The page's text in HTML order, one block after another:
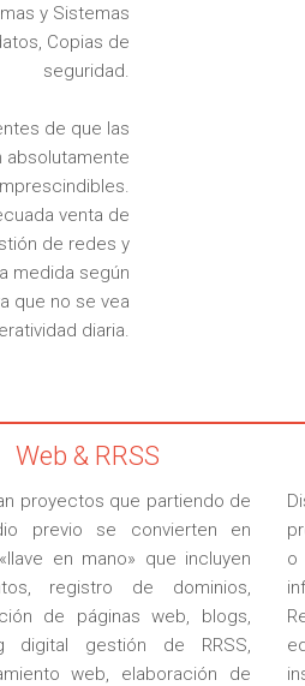
y Sistemas
Copias de
seguridad.
de que las
absolutamente
venta de
de redes y
medida según
que no se vea
diaria.
Web & RRSS
proyectos que partiendo de
previo se convierten en
en mano» que incluyen
registro de dominios,
de páginas web, blogs,
digital gestión de RRSS,
web, elaboración de